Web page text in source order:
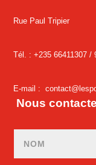
Rue Paul Tripier
Tél. : +235 66411307 /
E-mail :
Nous